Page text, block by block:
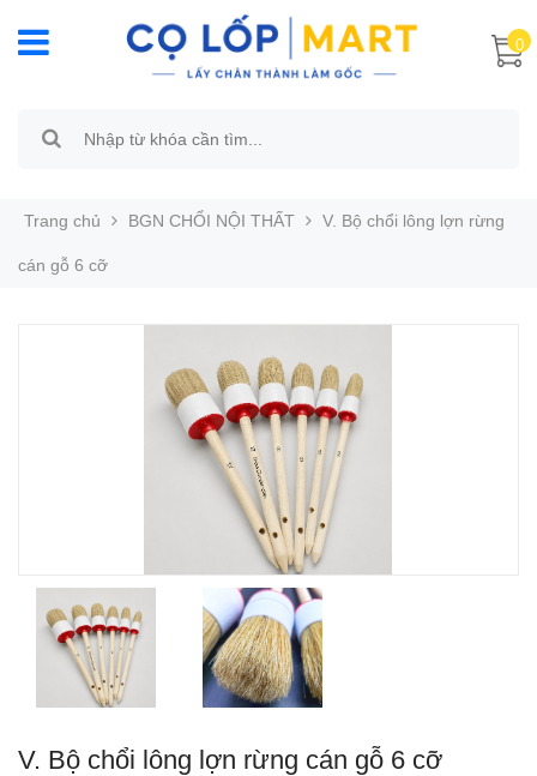
0
Trang chủ BGN CHỔI NỘI THẤT V. Bộ chổi lông lợn rừng
cán gỗ 6 cỡ
V. Bộ chổi lông lợn rừng cán gỗ 6 cỡ